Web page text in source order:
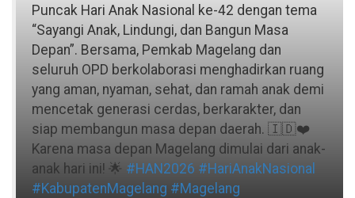
Puncak Hari Anak Nasional ke-42 dengan tema
“Sayangi Anak, Lindungi, dan Bangun Masa
Depan”. Bersama, Pemkab Magelang dan
seluruh OPD berkolaborasi menghadirkan ruang
yang aman, nyaman, sehat, dan ramah anak demi
mencetak generasi cerdas, berkarakter, dan
siap membangun masa depan daerah. 🇮🇩❤️
Karena masa depan Magelang dimulai dari anak-
anak hari ini! 🌟 #HAN2026 #HariAnakNasional
#KabupatenMagelang #Magelang